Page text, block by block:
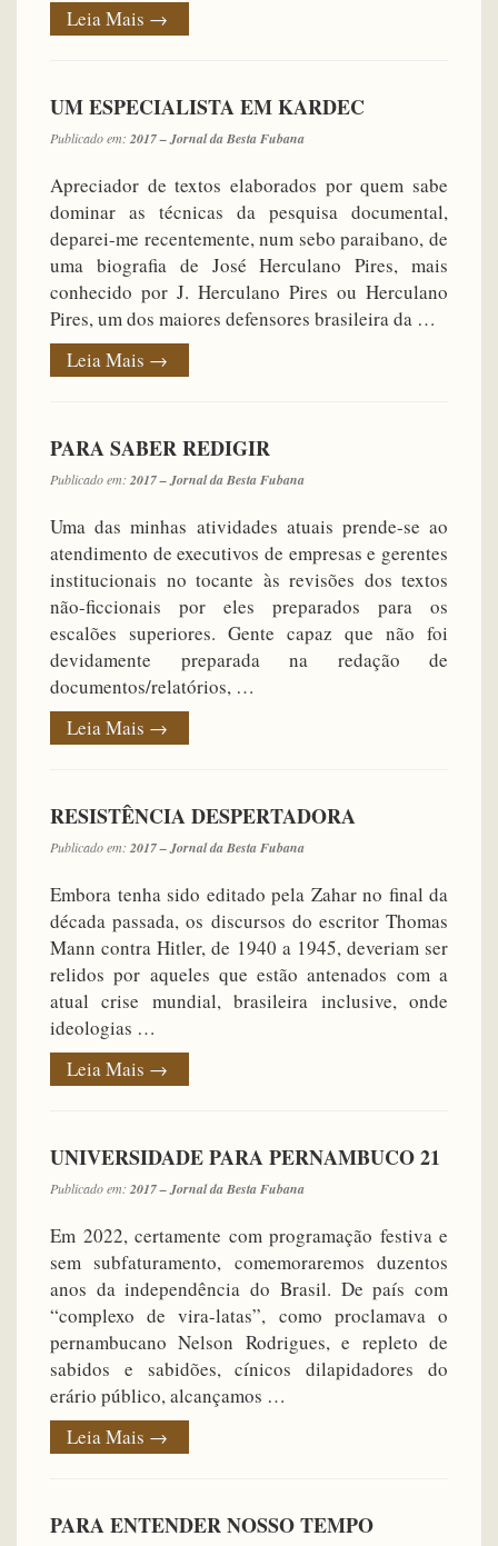
Leia Mais →
UM ESPECIALISTA EM KARDEC
Publicado em: 2017 – Jornal da Besta Fubana
Apreciador de textos elaborados por quem sabe
dominar as técnicas da pesquisa documental,
deparei-me recentemente, num sebo paraibano, de
uma biografia de José Herculano Pires, mais
conhecido por J. Herculano Pires ou Herculano
Pires, um dos maiores defensores brasileira da …
Leia Mais →
PARA SABER REDIGIR
Publicado em: 2017 – Jornal da Besta Fubana
Uma das minhas atividades atuais prende-se ao
atendimento de executivos de empresas e gerentes
institucionais no tocante às revisões dos textos
não-ficcionais por eles preparados para os
escalões superiores. Gente capaz que não foi
devidamente preparada na redação de
documentos/relatórios, …
Leia Mais →
RESISTÊNCIA DESPERTADORA
Publicado em: 2017 – Jornal da Besta Fubana
Embora tenha sido editado pela Zahar no final da
década passada, os discursos do escritor Thomas
Mann contra Hitler, de 1940 a 1945, deveriam ser
relidos por aqueles que estão antenados com a
atual crise mundial, brasileira inclusive, onde
ideologias …
Leia Mais →
UNIVERSIDADE PARA PERNAMBUCO 21
Publicado em: 2017 – Jornal da Besta Fubana
Em 2022, certamente com programação festiva e
sem subfaturamento, comemoraremos duzentos
anos da independência do Brasil. De país com
“complexo de vira-latas”, como proclamava o
pernambucano Nelson Rodrigues, e repleto de
sabidos e sabidões, cínicos dilapidadores do
erário público, alcançamos …
Leia Mais →
PARA ENTENDER NOSSO TEMPO